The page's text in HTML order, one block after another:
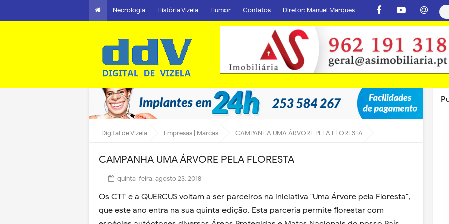
Necrologia História Vizela Humor Contatos Diretor: Manuel Marques
Digital de Vizela Empresas | Marcas CAMPANHA UMA ÁRVORE PELA FLORESTA
CAMPANHA UMA ÁRVORE PELA FLORESTA
quinta-feira, agosto 23, 2018
Os CTT e a QUERCUS voltam a ser parceiros na iniciativa "Uma Árvore pela Floresta",
que este ano entra na sua quinta edição. Esta parceria permite florestar com